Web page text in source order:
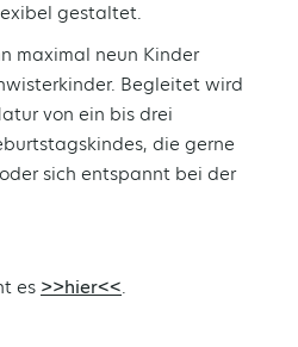
gestaltet.
maximal neun Kinder
Begleitet wird
von ein bis drei
die gerne
sich entspannt bei der
es >>hier<<.